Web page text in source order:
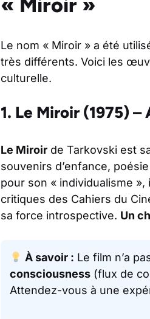
« Miroir »
Le nom « Miroir » a été
très différents. Voici les
culturelle.
1. Le Miroir (1975)
Le Miroir de Tarkovski est
souvenirs d’enfance,
pour son « individualisme
critiques des Cahiers du
sa force introspective. Un
À savoir : Le film n’a
consciousness (flux de
Attendez-vous à une